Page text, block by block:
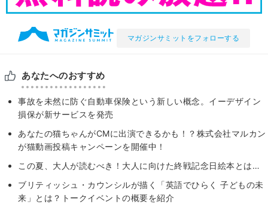
マガジンサミットをフォローする
あなたへのおすすめ
事故を未然に防ぐ自動車保険という新しい概念。イーデザイン
損保が新サービスを発売
あなたの猫ちゃんがCMに出演できるかも！？株式会社マルカン
が猫動画投稿キャンペーンを開催中！
この夏、大人が読むべき！大人に向けた終戦記念日絵本とは…
ブリティッシュ・カウンシルが描く「英語でひらく 子どもの未
来」とは？トークイベントの概要を紹介